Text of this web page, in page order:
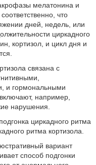
мелатонина и
что
дней, недель, или
циркадного
кортизол, и цикл дня и
связана с
и гормональными
например,
нарушения.
циркадного ритма
ритма кортизола.
вариант
способ подгонки